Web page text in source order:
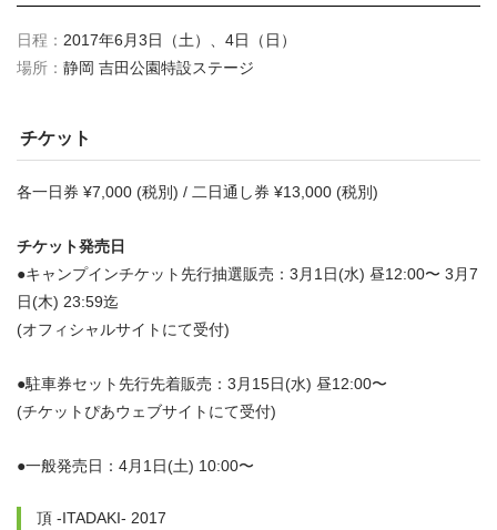
日程： 2017年6月3日（土）、4日（日）
場所： 静岡 吉田公園特設ステージ
チケット
各一日券 ¥7,000 (税別) / 二日通し券 ¥13,000 (税別)
チケット発売日
●キャンプインチケット先行抽選販売：3月1日(水) 昼12:00〜 3月7
日(木) 23:59迄
(オフィシャルサイトにて受付)
●駐車券セット先行先着販売：3月15日(水) 昼12:00〜
(チケットぴあウェブサイトにて受付)
●一般発売日：4月1日(土) 10:00〜
頂 -ITADAKI- 2017